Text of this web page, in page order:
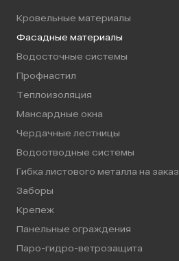
Кровельные материалы
Фасадные материалы
Водосточные системы
Профнастил
Теплоизоляция
Мансардные окна
Чердачные лестницы
Водоотводные системы
Гибка листового металла на заказ
Заборы
Крепеж
Панельные ограждения
Паро-гидро-ветрозащита